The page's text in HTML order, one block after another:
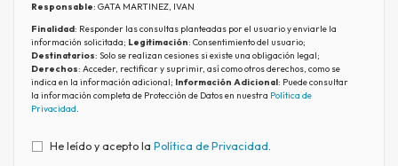
Responsable: GATA MARTINEZ, IVAN
Finalidad: Responder las consultas planteadas por el usuario y enviarle la
información solicitada; Legitimación: Consentimiento del usuario;
Destinatarios: Solo se realizan cesiones si existe una obligación legal;
Derechos: Acceder, rectificar y suprimir, así como otros derechos, como se
indica en la información adicional; Información Adicional: Puede consultar
la información completa de Protección de Datos en nuestra Política de
Privacidad.
He leído y acepto la Política de Privacidad